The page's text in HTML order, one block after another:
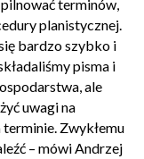
terminów,
planistycznej.
bardzo szybko i
pisma i
ale
uwagi na
Zwykłemu
– mówi Andrzej